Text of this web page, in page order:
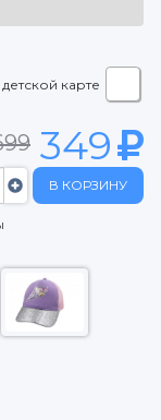
карте
349
В КОРЗИНУ